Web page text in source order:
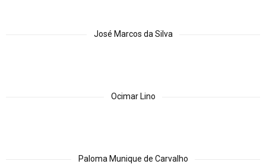
José Marcos da Silva
Ocimar Lino
Paloma Munique de Carvalho